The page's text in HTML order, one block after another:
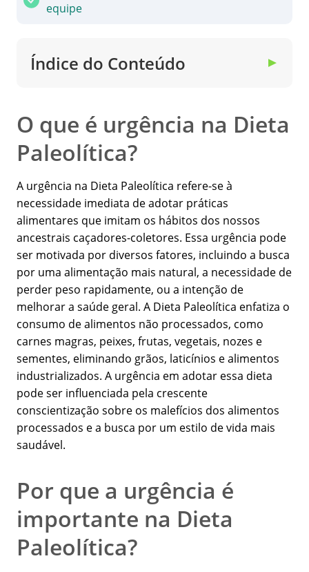
equipe
Índice do Conteúdo ▼
O que é urgência na Dieta
Paleolítica?
A urgência na Dieta Paleolítica refere-se à
necessidade imediata de adotar práticas
alimentares que imitam os hábitos dos nossos
ancestrais caçadores-coletores. Essa urgência pode
ser motivada por diversos fatores, incluindo a busca
por uma alimentação mais natural, a necessidade de
perder peso rapidamente, ou a intenção de
melhorar a saúde geral. A Dieta Paleolítica enfatiza o
consumo de alimentos não processados, como
carnes magras, peixes, frutas, vegetais, nozes e
sementes, eliminando grãos, laticínios e alimentos
industrializados. A urgência em adotar essa dieta
pode ser influenciada pela crescente
conscientização sobre os malefícios dos alimentos
processados e a busca por um estilo de vida mais
saudável.
Por que a urgência é
importante na Dieta
Paleolítica?